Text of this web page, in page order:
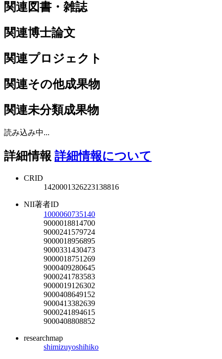
関連図書・雑誌
関連博士論文
関連プロジェクト
関連その他成果物
関連未分類成果物
読み込み中...
詳細情報 詳細情報について
CRID
1420001326223138816
NII著者ID
1000060735140
9000018814700
9000241579724
9000018956895
9000331430473
9000018751269
9000409280645
9000241783583
9000019126302
9000408649152
9000413382639
9000241894615
9000408808852
researchmap
shimizuyoshihiko